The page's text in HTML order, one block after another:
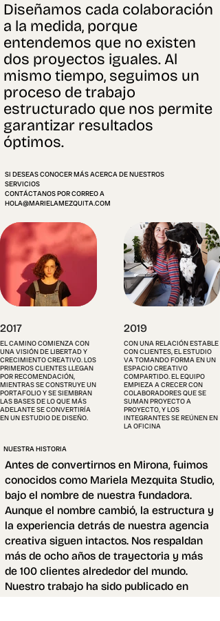
Diseñamos cada colaboración
a la medida, porque
entendemos que no existen
dos proyectos iguales. Al
mismo tiempo, seguimos un
proceso de trabajo
estructurado que nos permite
garantizar resultados
óptimos.
SI DESEAS CONOCER MÁS ACERCA DE NUESTROS
SERVICIOS
CONTÁCTANOS POR CORREO A
HOLA@MARIELAMEZQUITA.COM
2017
EL CAMINO COMIENZA CON
UNA VISIÓN DE LIBERTAD Y
CRECIMIENTO CREATIVO. LOS
PRIMEROS CLIENTES LLEGAN
POR RECOMENDACIÓN,
MIENTRAS SE CONSTRUYE UN
PORTAFOLIO Y SE SIEMBRAN
LAS BASES DE LO QUE MÁS
ADELANTE SE CONVERTIRÍA
EN UN ESTUDIO DE DISEÑO.
2019
CON UNA RELACIÓN ESTABLE
CON CLIENTES, EL ESTUDIO
VA TOMANDO FORMA EN UN
ESPACIO CREATIVO
COMPARTIDO. EL EQUIPO
EMPIEZA A CRECER CON
COLABORADORES QUE SE
SUMAN PROYECTO A
PROYECTO, Y LOS
INTEGRANTES SE REÚNEN EN
LA OFICINA
Antes de convertirnos en Mirona, fuimos
conocidos como Mariela Mezquita Studio,
bajo el nombre de nuestra fundadora.
Aunque el nombre cambió, la estructura y
la experiencia detrás de nuestra agencia
creativa siguen intactos. Nos respaldan
más de ocho años de trayectoria y más
de 100 clientes alrededor del mundo.
Nuestro trabajo ha sido publicado en
NUESTRA HISTORIA